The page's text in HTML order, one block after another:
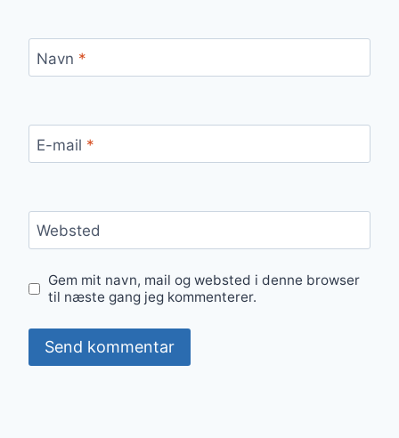
Navn *
E-mail *
Websted
Gem mit navn, mail og websted i denne browser
til næste gang jeg kommenterer.